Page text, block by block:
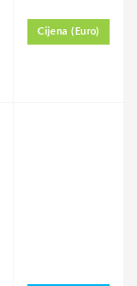
Cijena (Euro)